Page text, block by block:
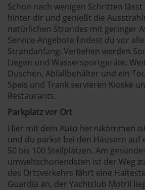
Schon nach wenigen Schritten
hinter dir und genießt die
natürlichen Strandes mit geringer
Service-Angebote findest du vor
Strandanfang: Verliehen werden
Liegen und Wassersportgeräte.
Duschen, Abfallbehälter und ein
Speis und Trank servieren Kioske
Restaurants.
Parkplatz vor Ort
Hier mit dem Auto herzukommen
und du parkst bei den Häusern auf
50 bis 100 Stellplätzen. Am
umweltschonendsten ist der Weg
des Ortsverkehrs fährt eine
Guardia an, der Yachtclub Motril